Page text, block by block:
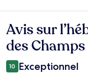
Avis
Avis sur
des Champs
10 Exceptionnel